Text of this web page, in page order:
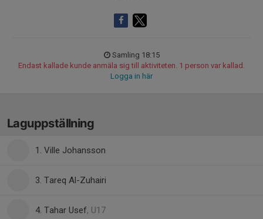
Samling 18:15
Endast kallade kunde anmäla sig till aktiviteten. 1 person var kallad.
Logga in här
Laguppställning
1. Ville Johansson
3. Tareq Al-Zuhairi
4. Tahar Usef, U17